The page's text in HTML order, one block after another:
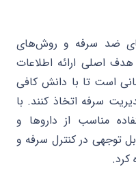
ضد سرفه و روش‌های
اصلی ارائه اطلاعات
است تا با دانش کافی
سرفه اتخاذ کنند. با
مناسب از داروها و
توجهی در کنترل سرفه و
کرد.